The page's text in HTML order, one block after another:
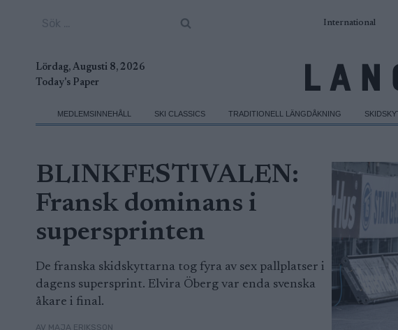
International
Lördag, Augusti 8, 2026
Today's Paper
MEDLEMSINNEHÅLL SKI CLASSICS TRADITIONELL LÄNGDÅKNING
BLINKFESTIVALEN:
Fransk dominans i
supersprinten
De franska skidskyttarna tog fyra av sex pallplatser i
dagens supersprint. Elvira Öberg var enda svenska
åkare i final.
AV MAJA ERIKSSON